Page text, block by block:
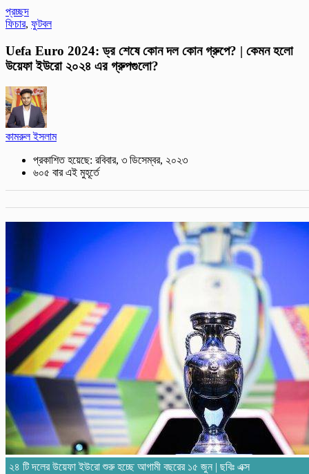
প্রচ্ছদ
ফিচার, ফুটবল
Uefa Euro 2024: ড্র শেষে কোন দল কোন গ্রুপে? | কেমন হলো
উয়েফা ইউরো ২০২৪ এর গ্রুপগুলো?
কামরুল ইসলাম
প্রকাশিত হয়েছে: রবিবার, ৩ ডিসেম্বর, ২০২৩
৬০৫ বার এই মুহূর্তে
২৪ টি দলের উয়েফা ইউরো শুরু হচ্ছে আগামী বছরের ১৫ জুন | ছবিঃ এক্স